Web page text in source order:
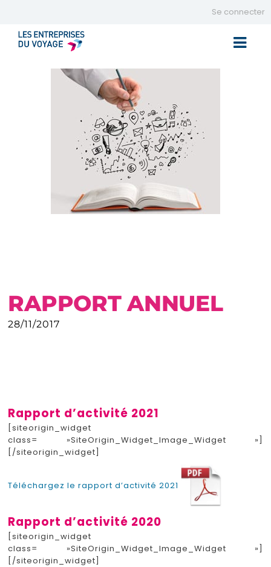
Se connecter
RAPPORT ANNUEL
28/11/2017
Rapport d’activité 2021
[siteorigin_widget
class= »SiteOrigin_Widget_Image_Widget »]
[/siteorigin_widget]
Téléchargez le rapport d’activité 2021
Rapport d’activité 2020
[siteorigin_widget
class= »SiteOrigin_Widget_Image_Widget »]
[/siteorigin_widget]